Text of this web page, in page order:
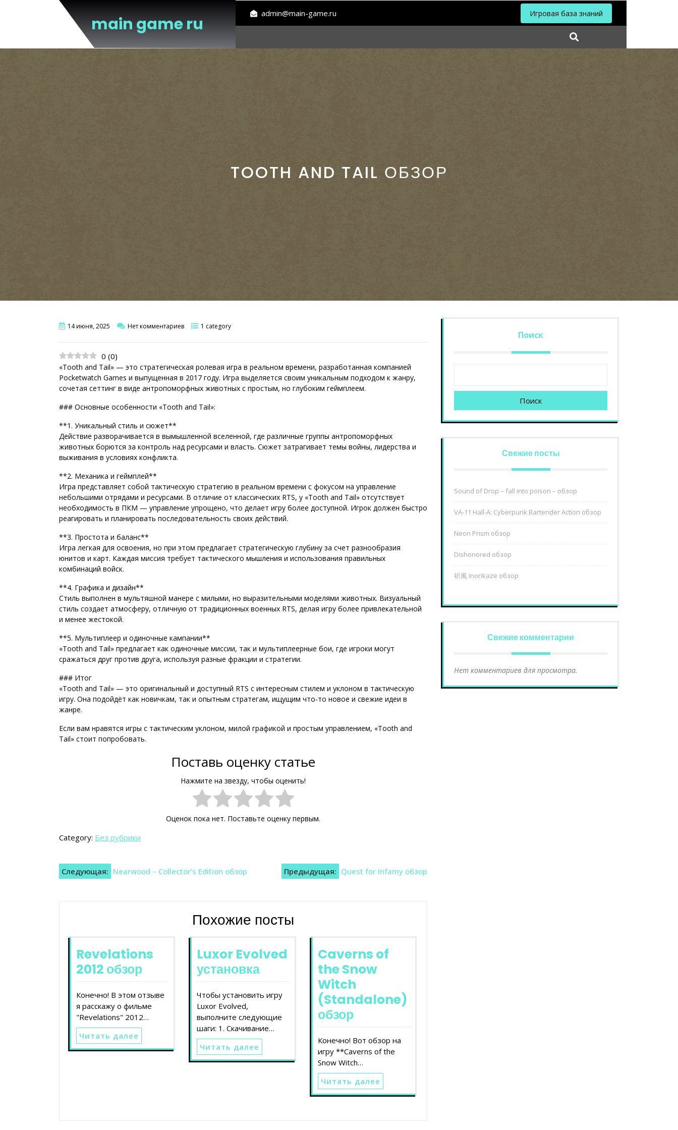
main game ru
admin@main-game.ru Игровая база знаний
TOOTH AND TAIL ОБЗОР
14 июня, 2025 Нет комментариев 1 category
0 (0)
«Tooth and Tail» — это стратегическая ролевая игра в реальном времени, разработанная компанией
Pocketwatch Games и выпущенная в 2017 году. Игра выделяется своим уникальным подходом к жанру,
сочетая сеттинг в виде антропоморфных животных с простым, но глубоким геймплеем.
### Основные особенности «Tooth and Tail»:
**1. Уникальный стиль и сюжет**
Действие разворачивается в вымышленной вселенной, где различные группы антропоморфных
животных борются за контроль над ресурсами и власть. Сюжет затрагивает темы войны, лидерства и
выживания в условиях конфликта.
**2. Механика и геймплей**
Игра представляет собой тактическую стратегию в реальном времени с фокусом на управление
небольшими отрядами и ресурсами. В отличие от классических RTS, у «Tooth and Tail» отсутствует
необходимость в ПКМ — управление упрощено, что делает игру более доступной. Игрок должен быстро
реагировать и планировать последовательность своих действий.
**3. Простота и баланс**
Игра легкая для освоения, но при этом предлагает стратегическую глубину за счет разнообразия
юнитов и карт. Каждая миссия требует тактического мышления и использования правильных
комбинаций войск.
**4. Графика и дизайн**
Стиль выполнен в мультяшной манере с милыми, но выразительными моделями животных. Визуальный
стиль создает атмосферу, отличную от традиционных военных RTS, делая игру более привлекательной
и менее жестокой.
**5. Мультиплеер и одиночные кампании**
«Tooth and Tail» предлагает как одиночные миссии, так и мультиплеерные бои, где игроки могут
сражаться друг против друга, используя разные фракции и стратегии.
### Итог
«Tooth and Tail» — это оригинальный и доступный RTS с интересным стилем и уклоном в тактическую
игру. Она подойдёт как новичкам, так и опытным стратегам, ищущим что-то новое и свежие идеи в
жанре.
Если вам нравятся игры с тактическим уклоном, милой графикой и простым управлением, «Tooth and
Tail» стоит попробовать.
Поставь оценку статье
Нажмите на звезду, чтобы оценить!
Оценок пока нет. Поставьте оценку первым.
Category: Без рубрики
Навигация
Предыдущая: Quest for Infamy обзор
Следующая: Nearwood – Collector’s Edition обзор
Похожие посты
Revelations
2012 обзор
Конечно! В этом отзыве
я расскажу о фильме
"Revelations" 2012…
Читать далее
Luxor Evolved
установка
Чтобы установить игру
Luxor Evolved,
выполните следующие
шаги: 1. Скачивание…
Читать далее
Caverns of
the Snow
Witch
(Standalone)
обзор
Конечно! Вот обзор на
игру **Caverns of the
Snow Witch…
Читать далее
Поиск
Поиск
Свежие посты
Sound of Drop – fall into poison – обзор
VA-11 Hall-A: Cyberpunk Bartender Action обзор
Neon Prism обзор
Dishonored обзор
祈風 Inorikaze обзор
Свежие комментарии
Нет комментариев для просмотра.